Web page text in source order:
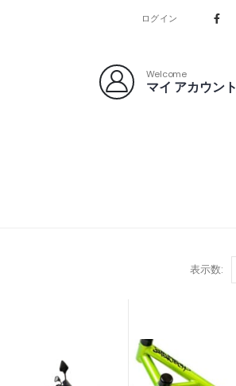
ログイン
Welcome
マイ アカウント
表示数: